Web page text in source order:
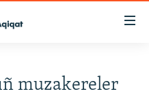
muzakereler